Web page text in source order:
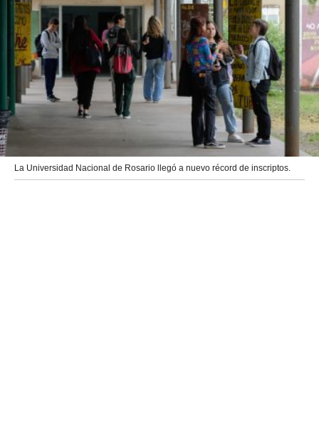
La Universidad Nacional de Rosario llegó a nuevo récord de inscriptos.